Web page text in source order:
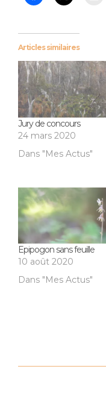
Articles similaires
Jury de concours
24 mars 2020
Dans "Mes Actus"
Epipogon sans feuille
10 août 2020
Dans "Mes Actus"